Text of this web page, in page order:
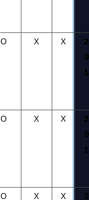
O X X
O X X
O X X